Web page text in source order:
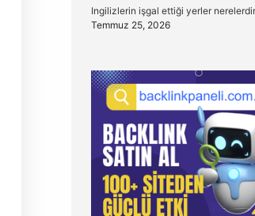
Ingilizlerin işgal ettiği yerler
Temmuz 25, 2026